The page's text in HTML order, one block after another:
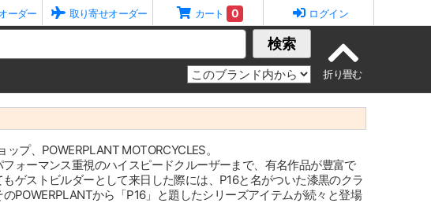
ーダー 取り寄せオーダー カート 0 ログイン
検索
プ、POWERPLANT MOTORCYCLES。
ォーマンス重視のハイスピードクルーザーまで、有名作品が豊富で
ゲストビルダーとして来日した際には、P16と名がついた漆黒のクラ
POWERPLANTから「P16」と題したシリーズアイテムが続々と登場